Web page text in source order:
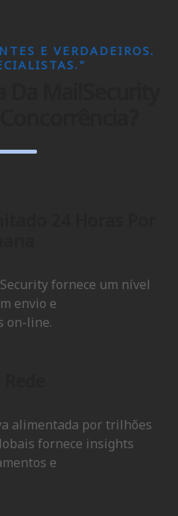
E VERDADEIROS.
fornece um nível
envio e
on-line.
alimentada por trilhões
fornece insights
e